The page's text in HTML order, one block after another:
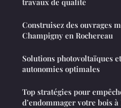
Construisez des ouvrages
Champigny en Rochereau
Solutions photovoltaïques
autonomies optimales
Top stratégies pour
d’endommager votre bois à